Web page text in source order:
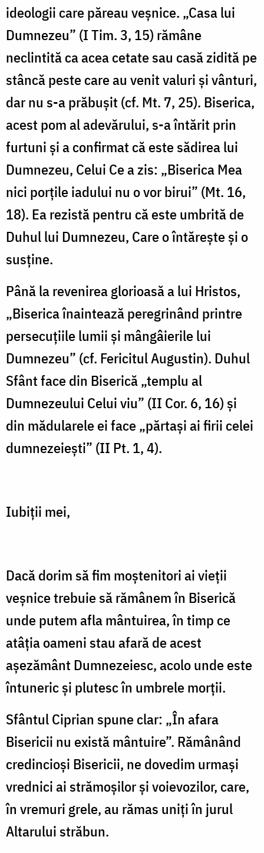
ideologii care păreau veşnice. „Casa lui
Dumnezeu” (I Tim. 3, 15) rămâne
neclintită ca acea cetate sau casă zidită pe
stâncă peste care au venit valuri şi vânturi,
dar nu s-a prăbuşit (cf. Mt. 7, 25). Biserica,
acest pom al adevărului, s-a întărit prin
furtuni şi a confirmat că este sădirea lui
Dumnezeu, Celui Ce a zis: „Biserica Mea
nici porţile iadului nu o vor birui” (Mt. 16,
18). Ea rezistă pentru că este umbrită de
Duhul lui Dumnezeu, Care o întăreşte şi o
susţine.
Până la revenirea glorioasă a lui Hristos,
„Biserica înaintează peregrinând printre
persecuţiile lumii şi mângâierile lui
Dumnezeu” (cf. Fericitul Augustin). Duhul
Sfânt face din Biserică „templu al
Dumnezeului Celui viu” (II Cor. 6, 16) şi
din mădularele ei face „părtaşi ai firii celei
dumnezeieşti” (II Pt. 1, 4).
Iubiţii mei,
Dacă dorim să fim moştenitori ai vieţii
veşnice trebuie să rămânem în Biserică
unde putem afla mântuirea, în timp ce
atâţia oameni stau afară de acest
aşezământ Dumnezeiesc, acolo unde este
întuneric şi plutesc în umbrele morţii.
Sfântul Ciprian spune clar: „În afara
Bisericii nu există mântuire”. Rămânând
credincioşi Bisericii, ne dovedim urmaşi
vrednici ai strămoşilor şi voievozilor, care,
în vremuri grele, au rămas uniţi în jurul
Altarului străbun.